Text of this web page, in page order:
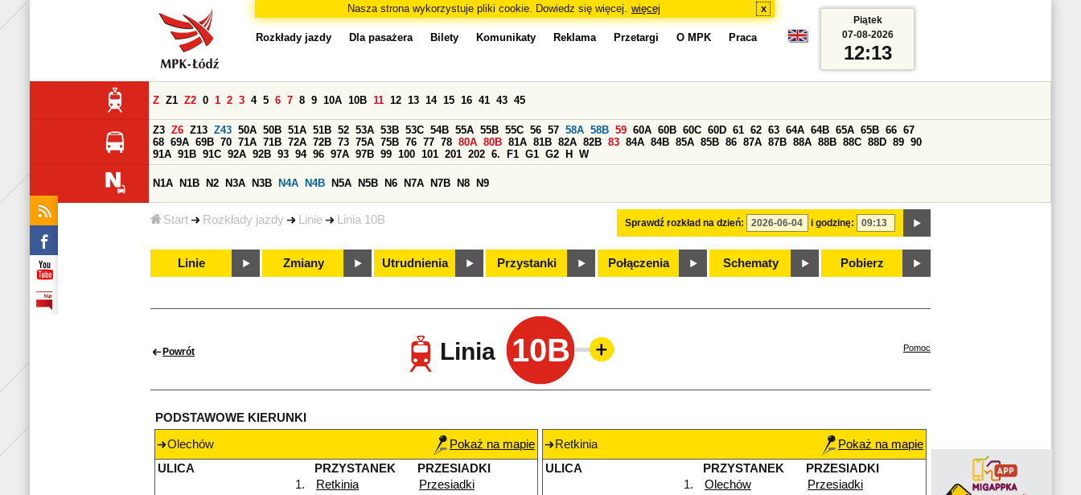
Nasza strona wykorzystuje pliki cookie. Dowiedz się więcej. więcej x
Start Rozkłady jazdy Linie Linia 10B
Rozkłady jazdy Dla pasażera Bilety Komunikaty Reklama Przetargi O MPK Praca
Sprawdź rozkład na dzień: i godzinę:
Z Z1 Z2 0 1 2 3 4 5 6 7 8 9 10A 10B 11 12 13 14 15 16 41 43 45
Z3 Z6 Z13 Z43 50A 50B 51A 51B 52 53A 53B 53C 54B 55A 55B 55C 56 57 58A 58B 59 60A 60B 60C 60D 61 62 63 64A 64B 65A 65B 66 67
68 69A 69B 70 71A 71B 72A 72B 73 75A 75B 76 77 78 80A 80B 81A 81B 82A 82B 83 84A 84B 85A 85B 86 87A 87B 88A 88B 88C 88D 89 90
91A 91B 91C 92A 92B 93 94 96 97A 97B 99 100 101 201 202 6. F1 G1 G2 H W
N1A N1B N2 N3A N3B N4A N4B N5A N5B N6 N7A N7B N8 N9
Linie Zmiany Utrudnienia Przystanki Połączenia Schematy Pobierz
Piątek
07-08-2026
12:13
Powrót Linia 10B Pomoc
PODSTAWOWE KIERUNKI
Olechów
Pokaż na mapie
ULICA
PRZYSTANEK
PRZESIADKI
1.
Retkinia
Przesiadki
Retkinia
Pokaż na mapie
ULICA
PRZYSTANEK
PRZESIADKI
1.
Olechów
Przesiadki